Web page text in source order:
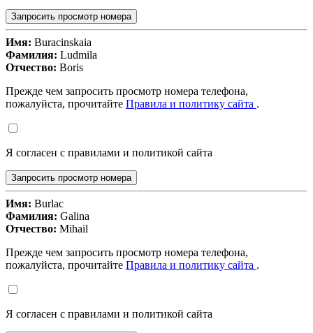
Запросить просмотр номера
Имя: Buracinskaia
Фамилия: Ludmila
Отчество: Boris
Прежде чем запросить просмотр номера телефона,
пожалуйста, прочитайте Правила и политику сайта .
Я согласен с правилами и политикой сайта
Запросить просмотр номера
Имя: Burlac
Фамилия: Galina
Отчество: Mihail
Прежде чем запросить просмотр номера телефона,
пожалуйста, прочитайте Правила и политику сайта .
Я согласен с правилами и политикой сайта